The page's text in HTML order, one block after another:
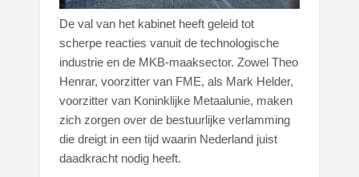
De val van het kabinet heeft geleid tot
scherpe reacties vanuit de technologische
industrie en de MKB-maaksector. Zowel Theo
Henrar, voorzitter van FME, als Mark Helder,
voorzitter van Koninklijke Metaalunie, maken
zich zorgen over de bestuurlijke verlamming
die dreigt in een tijd waarin Nederland juist
daadkracht nodig heeft.